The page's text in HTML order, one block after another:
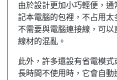
由於設計更加小巧輕便，
記本電腦的包裡，不占用太
不需要與電腦連接線，可
線材的混亂。
此外，許多還設有省電模
長時間不使用時，它會自